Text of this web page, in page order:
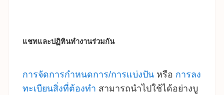
แชทและปฏิทินทำงานร่วมกัน
การจัดการกำหนดการ/การแบ่งปันหรือ การลง
ทะเบียนสิ่งที่ต้องทำ สามารถนำไปใช้ได้อย่างบู